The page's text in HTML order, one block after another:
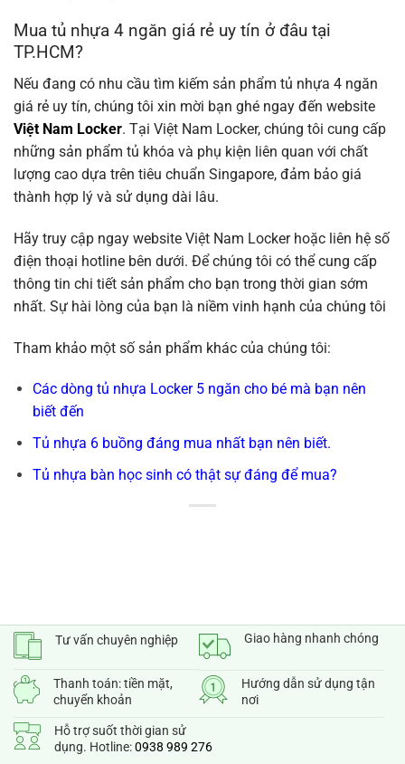
Mua tủ nhựa 4 ngăn giá rẻ uy tín ở đâu tại
TP.HCM?
Nếu đang có nhu cầu tìm kiếm sản phẩm tủ nhựa 4 ngăn
giá rẻ uy tín, chúng tôi xin mời bạn ghé ngay đến website
Việt Nam Locker. Tại Việt Nam Locker, chúng tôi cung cấp
những sản phẩm tủ khóa và phụ kiện liên quan với chất
lượng cao dựa trên tiêu chuẩn Singapore, đảm bảo giá
thành hợp lý và sử dụng dài lâu.
Hãy truy cập ngay website Việt Nam Locker hoặc liên hệ số
điện thoại hotline bên dưới. Để chúng tôi có thể cung cấp
thông tin chi tiết sản phẩm cho bạn trong thời gian sớm
nhất. Sự hài lòng của bạn là niềm vinh hạnh của chúng tôi
Tham khảo một số sản phẩm khác của chúng tôi:
Các dòng tủ nhựa Locker 5 ngăn cho bé mà bạn nên
biết đến
Tủ nhựa 6 buồng đáng mua nhất bạn nên biết.
Tủ nhựa bàn học sinh có thật sự đáng để mua?
Tư vấn chuyên nghiệp Giao hàng nhanh chóng
Thanh toán: tiền mặt,
chuyển khoản
Hướng dẫn sử dụng tận
nơi
Hỗ trợ suốt thời gian sử
dụng. Hotline:0938 989 276